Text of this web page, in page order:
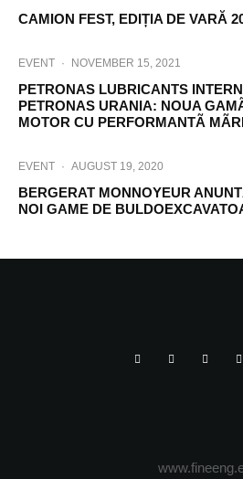
CAMION FEST, EDIȚIA DE VARĂ
EVENT · NOVEMBER 15, 2021
PETRONAS LUBRICANTS
PETRONAS URANIA: NOUA
MOTOR CU PERFORMANTÃ
EVENT · AUGUST 19, 2020
BERGERAT MONNOYEUR
NOI GAME DE